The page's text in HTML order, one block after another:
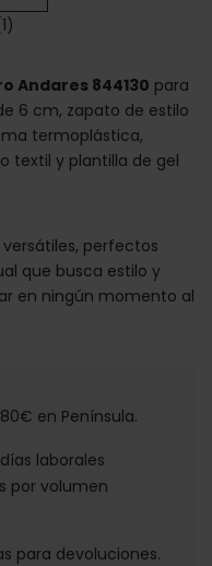
Andares 844130 para
6 cm, zapato de estilo
termoplástica,
textil y plantilla de gel
perfectos
que busca estilo y
en ningún momento al
en Península.
laborales
por volumen
para devoluciones.